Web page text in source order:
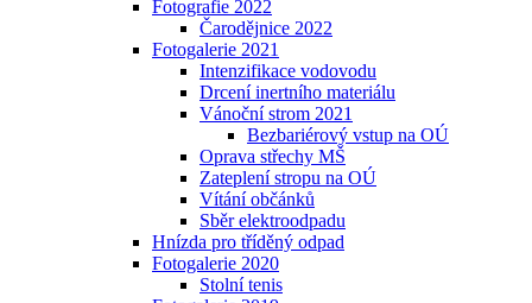
Fotografie 2022
Čarodějnice 2022
Fotogalerie 2021
Intenzifikace vodovodu
Drcení inertního materiálu
Vánoční strom 2021
Bezbariérový vstup na OÚ
Oprava střechy MŠ
Zateplení stropu na OÚ
Vítání občánků
Sběr elektroodpadu
Hnízda pro tříděný odpad
Fotogalerie 2020
Stolní tenis